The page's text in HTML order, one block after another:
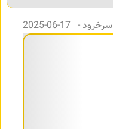
سرخرود - 17-06-2025